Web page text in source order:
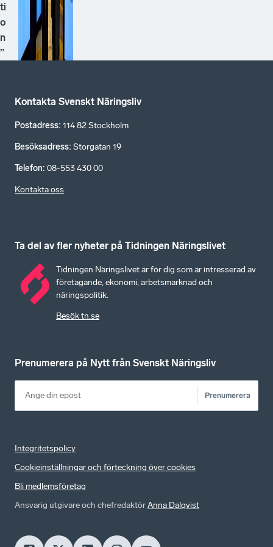
ti
o
n
”
Kontakta Svenskt Näringsliv
Postadress: 114 82 Stockholm
Besöksadress: Storgatan 19
Telefon: 08-553 430 00
Kontakta oss
Ta del av fler nyheter på Tidningen Näringslivet
Tidningen Näringslivet är för dig som är intresserad av
företagande, ekonomi, arbetsmarknad och
näringspolitik.
Besök tn.se
Prenumerera på Nytt från Svenskt Näringsliv
Prenumerera
Integritetspolicy
Cookieinställningar och förteckning över cookies
Bli medlemsföretag
Ansvarig utgivare och chefredaktörAnna Dalqvist